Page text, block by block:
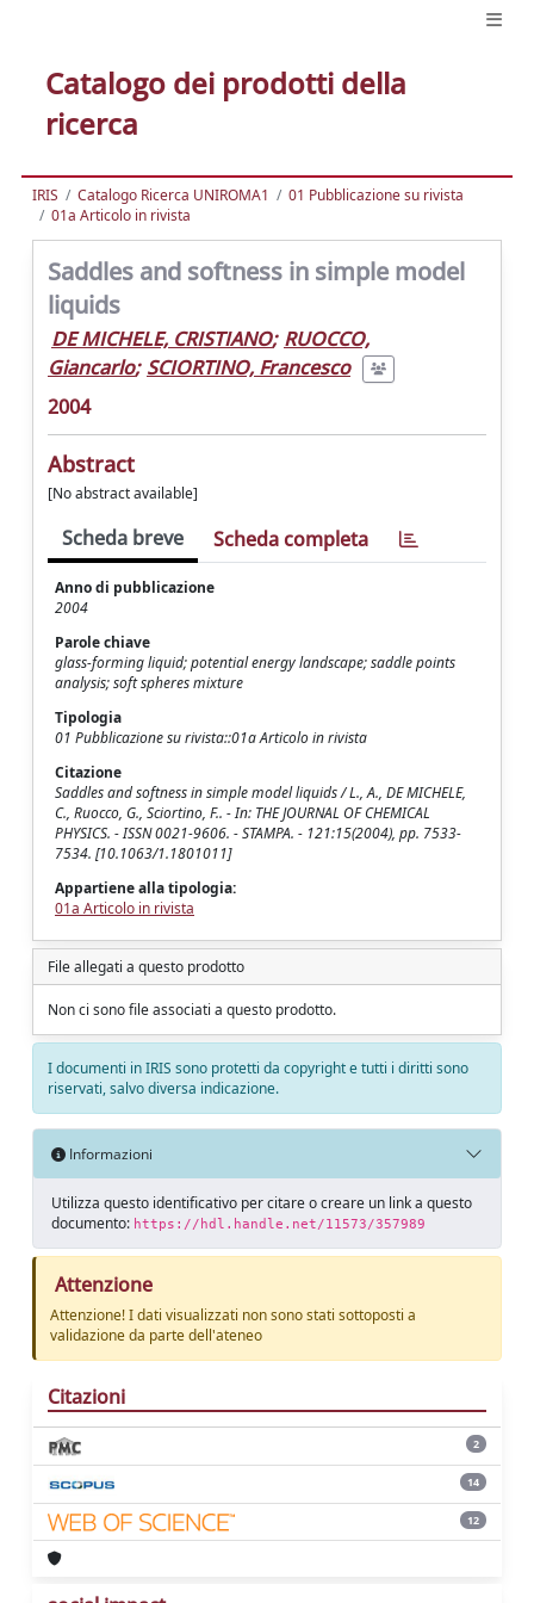
Catalogo dei prodotti della
ricerca
IRIS Catalogo Ricerca UNIROMA1
01 Pubblicazione su rivista
01a Articolo in rivista
Saddles and softness in simple model
liquids
DE MICHELE, CRISTIANO; RUOCCO,
Giancarlo; SCIORTINO, Francesco
2004
Abstract
[No abstract available]
Scheda breve Scheda completa
Anno di pubblicazione
2004
Parole chiave
glass-forming liquid; potential energy landscape; saddle points
analysis; soft spheres mixture
Tipologia
01 Pubblicazione su rivista::01a Articolo in rivista
Citazione
Saddles and softness in simple model liquids / L., A., DE MICHELE,
C., Ruocco, G., Sciortino, F.. - In: THE JOURNAL OF CHEMICAL
PHYSICS. - ISSN 0021-9606. - STAMPA. - 121:15(2004), pp. 7533-
7534. [10.1063/1.1801011]
Appartiene alla tipologia:
01a Articolo in rivista
File allegati a questo prodotto
Non ci sono file associati a questo prodotto.
I documenti in IRIS sono protetti da copyright e tutti i diritti sono
riservati, salvo diversa indicazione.
Informazioni
Utilizza questo identificativo per citare o creare un link a questo
documento: https://hdl.handle.net/11573/357989
Attenzione
Attenzione! I dati visualizzati non sono stati sottoposti a
validazione da parte dell'ateneo
Citazioni
2
14
12